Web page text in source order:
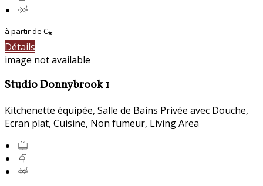
à partir de €*
Détails
image not available
Studio Donnybrook 1
Kitchenette équipée, Salle de Bains Privée avec Douche,
Ecran plat, Cuisine, Non fumeur, Living Area